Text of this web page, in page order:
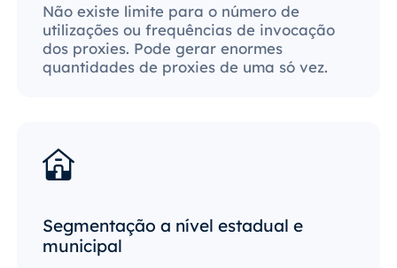
Não existe limite para o número de
utilizações ou frequências de invocação
dos proxies. Pode gerar enormes
quantidades de proxies de uma só vez.
Segmentação a nível estadual e
municipal